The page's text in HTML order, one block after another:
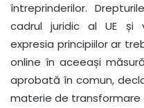
întreprinderilor.
cadrul juridic al UE și
expresia principiilor ar
online în aceeași
aprobată în comun,
materie de transformare